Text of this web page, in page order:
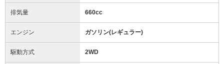
排気量 660cc
エンジン ガソリン(レギュラー)
駆動方式 2WD